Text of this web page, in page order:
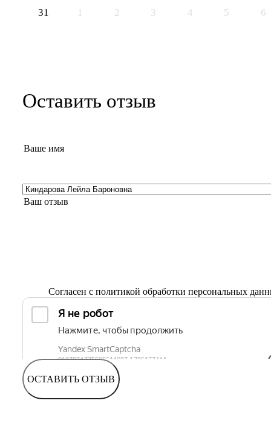
31
1 2 3 4 5 6
Оставить отзыв
Согласен с политикой обработки персональных
ОСТАВИТЬ ОТЗЫВ